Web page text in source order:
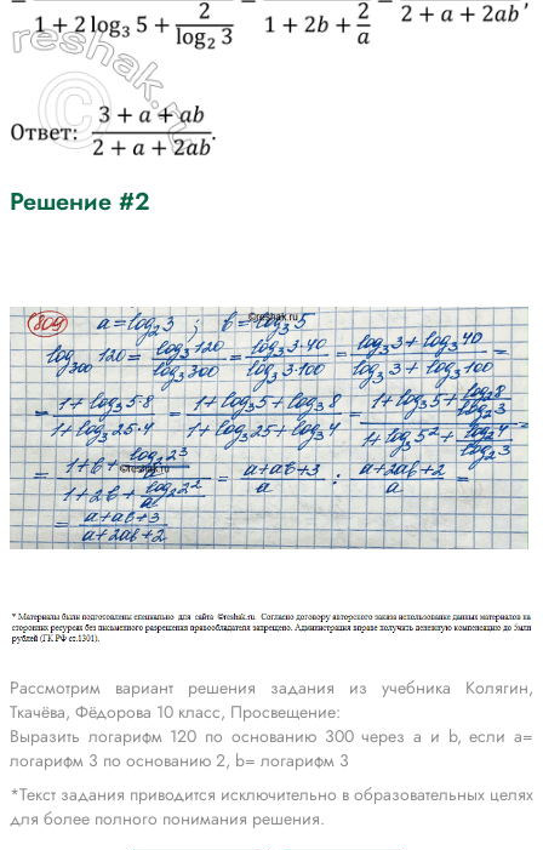
Решение #2
Рассмотрим вариант решения задания из учебника Колягин,
Ткачёва, Фёдорова 10 класс, Просвещение:
Выразить логарифм 120 по основанию 300 через а и b, если а=
логарифм 3 по основанию 2, b= логарифм 3
*Текст задания приводится исключительно в образовательных целях
для более полного понимания решения.